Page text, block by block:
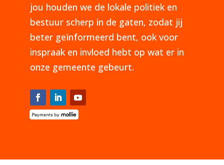
jou houden we de lokale politiek en
bestuur scherp in de gaten, zodat jij
beter geïnformeerd bent, ook voor
inspraak en invloed hebt op wat er in
onze gemeente gebeurt.